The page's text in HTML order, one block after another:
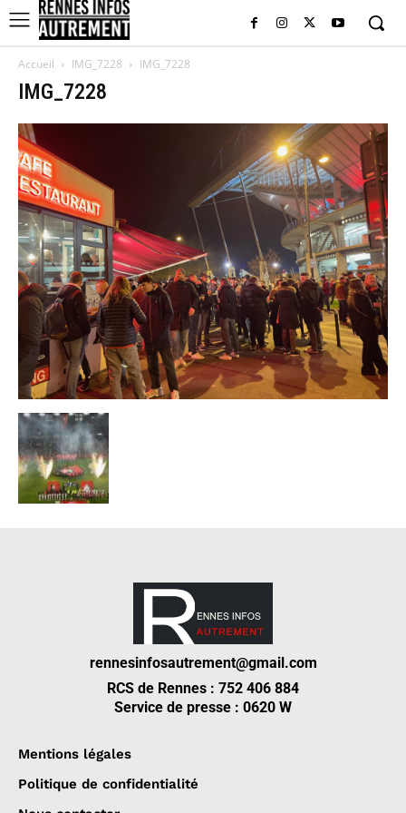
Accueil IMG_7228 IMG_7228
IMG_7228
rennesinfosautrement@gmail.com
RCS de Rennes : 752 406 884
Service de presse : 0620 W
Mentions légales
Politique de confidentialité